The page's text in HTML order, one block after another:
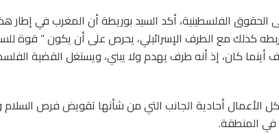
الفلسطينية، أكد السيد بوريطة أن المغرب في إطار هذا
كذلك مع الطرف الإسرائيلي، يحرص على أن يكون ” قوة
أينما كان، إذ أنه طرف يهدم ولا يبني، ويستغل القضية
الأعمال أحادية الجانب التي من شأنها تقويض فرص السلام
في المنطقة.